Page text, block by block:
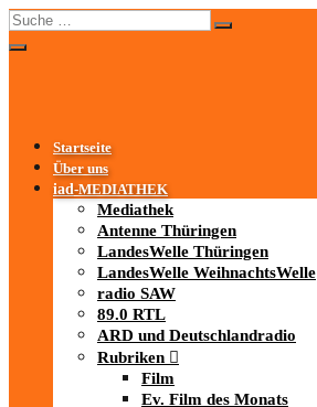
Startseite
Über uns
iad-MEDIATHEK
Mediathek
Antenne Thüringen
LandesWelle Thüringen
LandesWelle WeihnachtsWelle
radio SAW
89.0 RTL
ARD und Deutschlandradio
Rubriken
Film
Ev. Film des Monats